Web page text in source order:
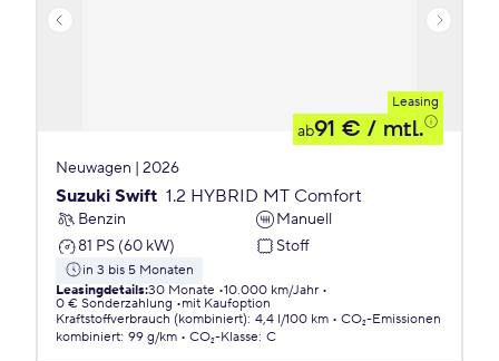
Leasing
ab91 € / mtl.
Neuwagen | 2026
Suzuki Swift 1.2 HYBRID MT Comfort
Benzin
Manuell
81 PS (60 kW)
Stoff
in 3 bis 5 Monaten
Leasingdetails:30 Monate 10.000 km/Jahr
0 € Sonderzahlung
mit Kaufoption
Kraftstoffverbrauch (kombiniert): 4,4 l/100 km
CO₂-Emissionen
kombiniert: 99 g/km CO₂-Klasse: C